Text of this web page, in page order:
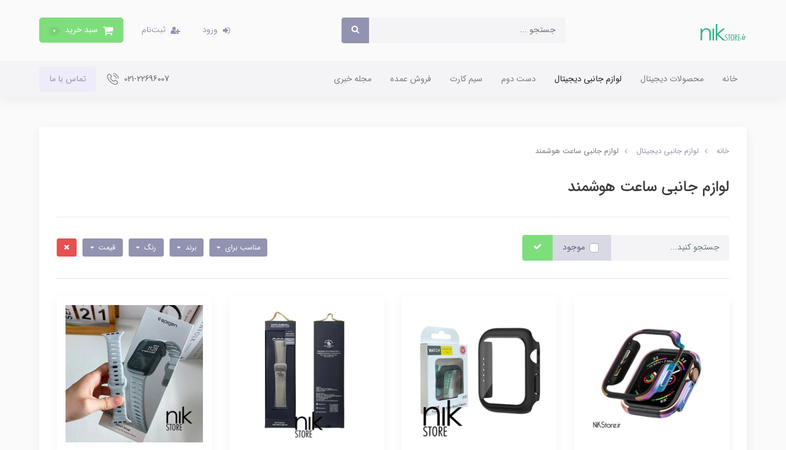
ورود ثبت‌نام سبد خرید 0
خانه محصولات دیجیتال لوازم جانبی دیجیتال دست دوم سیم کارت فروش عمده مجله خبری 021-22696007 تماس با ما
خانه لوازم جانبی دیجیتال لوازم جانبی ساعت هوشمند
لوازم جانبی ساعت هوشمند
موجود مناسب برای برند رنگ قیمت